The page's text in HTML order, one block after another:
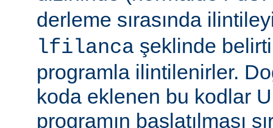
derleme sırasında
lfilanca şeklinde
programla ilintilenirler.
koda eklenen bu kodlar
programın başlatılması